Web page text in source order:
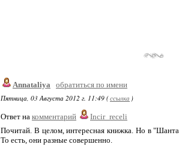
Annataliya
обратиться по имени
Пятница, 03 Августа 2012 г. 11:49 (ссылка )
Ответ на комментарий
Incir_receli
Почитай. В целом, интересная книжка. Но в
То есть, они разные совершенно.